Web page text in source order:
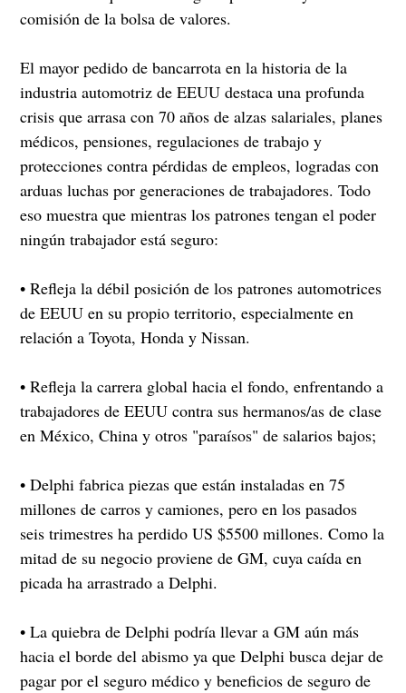
comisión de la bolsa de valores.
El mayor pedido de bancarrota en la historia de la
industria automotriz de EEUU destaca una profunda
crisis que arrasa con 70 años de alzas salariales, planes
médicos, pensiones, regulaciones de trabajo y
protecciones contra pérdidas de empleos, logradas con
arduas luchas por generaciones de trabajadores. Todo
eso muestra que mientras los patrones tengan el poder
ningún trabajador está seguro:
• Refleja la débil posición de los patrones automotrices
de EEUU en su propio territorio, especialmente en
relación a Toyota, Honda y Nissan.
• Refleja la carrera global hacia el fondo, enfrentando a
trabajadores de EEUU contra sus hermanos/as de clase
en México, China y otros "paraísos" de salarios bajos;
• Delphi fabrica piezas que están instaladas en 75
millones de carros y camiones, pero en los pasados
seis trimestres ha perdido US $5500 millones. Como la
mitad de su negocio proviene de GM, cuya caída en
picada ha arrastrado a Delphi.
• La quiebra de Delphi podría llevar a GM aún más
hacia el borde del abismo ya que Delphi busca dejar de
pagar por el seguro médico y beneficios de seguro de